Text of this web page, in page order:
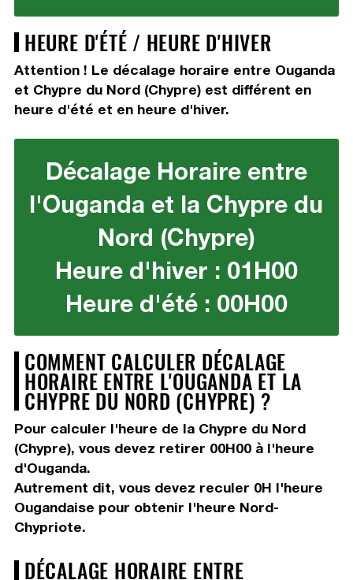
HEURE D'ÉTÉ / HEURE D'HIVER
Attention ! Le décalage horaire entre Ouganda
et Chypre du Nord (Chypre) est différent en
heure d'été et en heure d'hiver.
Décalage Horaire entre
l'Ouganda et la Chypre du
Nord (Chypre)
Heure d'hiver : 01H00
Heure d'été : 00H00
COMMENT CALCULER DÉCALAGE
HORAIRE ENTRE L'OUGANDA ET LA
CHYPRE DU NORD (CHYPRE) ?
Pour calculer l'heure de la Chypre du Nord
(Chypre), vous devez retirer 00H00à l'heure
d'Ouganda.
Autrement dit, vous devez reculer 0H l'heure
Ougandaise pour obtenir l'heure Nord-
Chypriote.
DÉCALAGE HORAIRE ENTRE